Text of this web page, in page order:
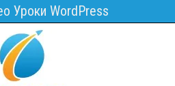
Уроки WordPress